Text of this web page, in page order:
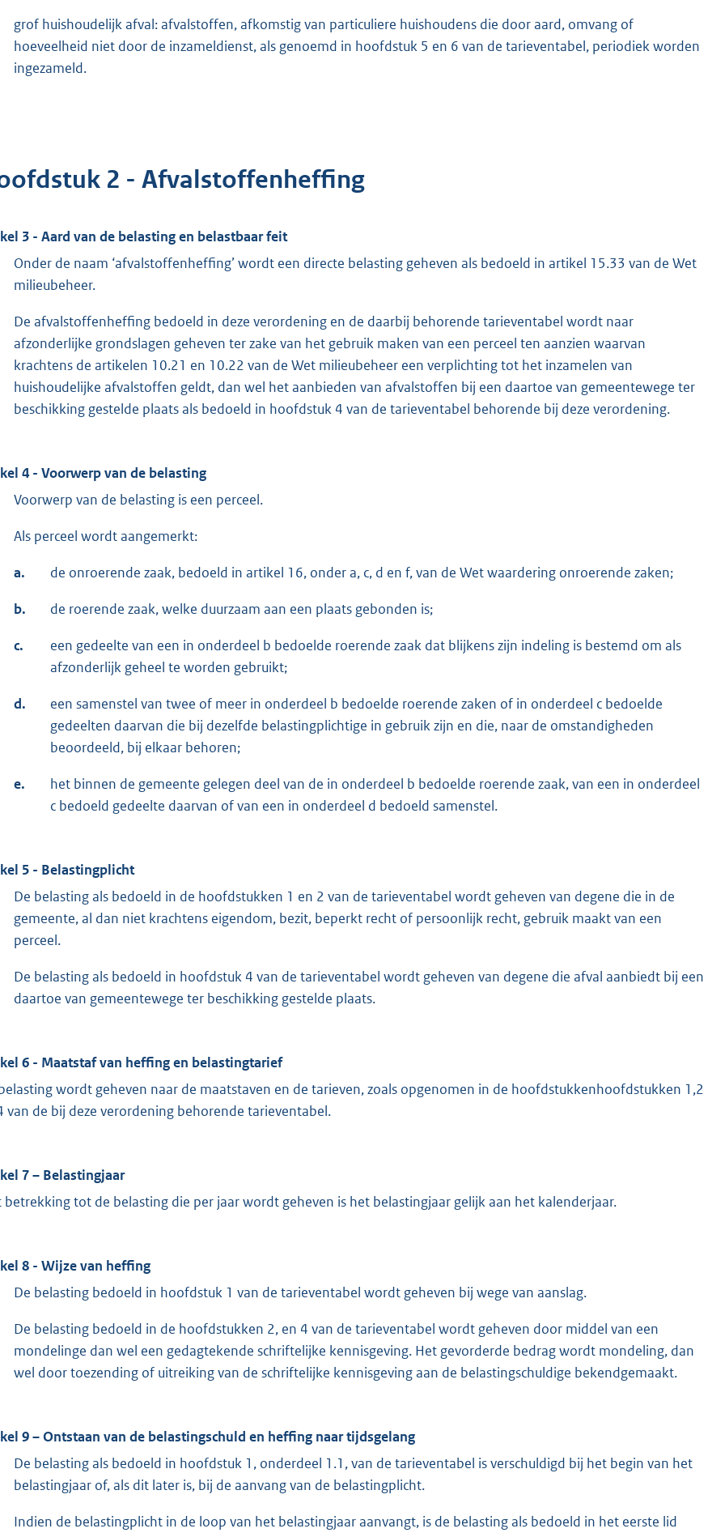
grof huishoudelijk afval: afvalstoffen, afkomstig van particuliere huishoudens die door aard, omvang of
hoeveelheid niet door de inzameldienst, als genoemd in hoofdstuk 5 en 6 van de tarieventabel, periodiek worden
ingezameld.
2 - Afvalstoffenheffing
3 - Aard van de belasting en belastbaar feit
Onder de naam ‘afvalstoffenheffing’ wordt een directe belasting geheven als bedoeld in artikel 15.33 van de Wet
milieubeheer.
De afvalstoffenheffing bedoeld in deze verordening en de daarbij behorende tarieventabel wordt naar
afzonderlijke grondslagen geheven ter zake van het gebruik maken van een perceel ten aanzien waarvan
krachtens de artikelen 10.21 en 10.22 van de Wet milieubeheer een verplichting tot het inzamelen van
huishoudelijke afvalstoffen geldt, dan wel het aanbieden van afvalstoffen bij een daartoe van gemeentewege ter
beschikking gestelde plaats als bedoeld in hoofdstuk 4 van de tarieventabel behorende bij deze verordening.
4 - Voorwerp van de belasting
Voorwerp van de belasting is een perceel.
Als perceel wordt aangemerkt:
a. de onroerende zaak, bedoeld in artikel 16, onder a, c, d en f, van de Wet waardering onroerende zaken;
b. de roerende zaak, welke duurzaam aan een plaats gebonden is;
c.
een gedeelte van een in onderdeel b bedoelde roerende zaak dat blijkens zijn indeling is bestemd om als
afzonderlijk geheel te worden gebruikt;
d.
een samenstel van twee of meer in onderdeel b bedoelde roerende zaken of in onderdeel c bedoelde
gedeelten daarvan die bij dezelfde belastingplichtige in gebruik zijn en die, naar de omstandigheden
beoordeeld, bij elkaar behoren;
e.
het binnen de gemeente gelegen deel van de in onderdeel b bedoelde roerende zaak, van een in onderdeel
c bedoeld gedeelte daarvan of van een in onderdeel d bedoeld samenstel.
5 - Belastingplicht
De belasting als bedoeld in de hoofdstukken 1 en 2 van de tarieventabel wordt geheven van degene die in de
gemeente, al dan niet krachtens eigendom, bezit, beperkt recht of persoonlijk recht, gebruik maakt van een
perceel.
De belasting als bedoeld in hoofdstuk 4 van de tarieventabel wordt geheven van degene die afval aanbiedt bij een
daartoe van gemeentewege ter beschikking gestelde plaats.
6 - Maatstaf van heffing en belastingtarief
wordt geheven naar de maatstaven en de tarieven, zoals opgenomen in de hoofdstukkenhoofdstukken 1,2
van de bij deze verordening behorende tarieventabel.
7 – Belastingjaar
betrekking tot de belasting die per jaar wordt geheven is het belastingjaar gelijk aan het kalenderjaar.
8 - Wijze van heffing
De belasting bedoeld in hoofdstuk 1 van de tarieventabel wordt geheven bij wege van aanslag.
De belasting bedoeld in de hoofdstukken 2, en 4 van de tarieventabel wordt geheven door middel van een
mondelinge dan wel een gedagtekende schriftelijke kennisgeving. Het gevorderde bedrag wordt mondeling, dan
wel door toezending of uitreiking van de schriftelijke kennisgeving aan de belastingschuldige bekendgemaakt.
9 – Ontstaan van de belastingschuld en heffing naar tijdsgelang
De belasting als bedoeld in hoofdstuk 1, onderdeel 1.1, van de tarieventabel is verschuldigd bij het begin van het
belastingjaar of, als dit later is, bij de aanvang van de belastingplicht.
Indien de belastingplicht in de loop van het belastingjaar aanvangt, is de belasting als bedoeld in het eerste lid